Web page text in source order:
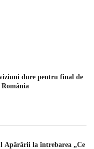
dure pentru final de
România
Apărării la întrebarea „Ce